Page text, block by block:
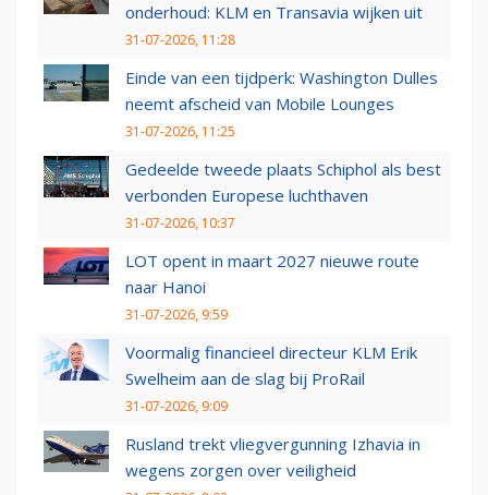
onderhoud: KLM en Transavia wijken uit
31-07-2026, 11:28
Einde van een tijdperk: Washington Dulles
neemt afscheid van Mobile Lounges
31-07-2026, 11:25
Gedeelde tweede plaats Schiphol als best
verbonden Europese luchthaven
31-07-2026, 10:37
LOT opent in maart 2027 nieuwe route
naar Hanoi
31-07-2026, 9:59
Voormalig financieel directeur KLM Erik
Swelheim aan de slag bij ProRail
31-07-2026, 9:09
Rusland trekt vliegvergunning Izhavia in
wegens zorgen over veiligheid